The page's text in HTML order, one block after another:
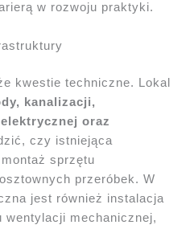
w rozwoju praktyki.
kwestie techniczne. Lokal
kanalizacji,
oraz
czy istniejąca
sprzętu
przeróbek. W
jest również instalacja
mechanicznej,